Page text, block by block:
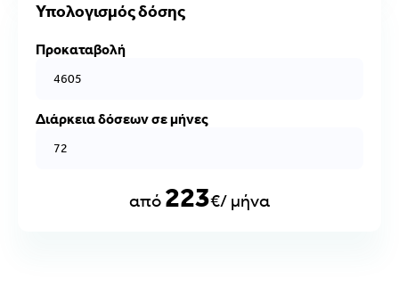
Υπολογισμός δόσης
Προκαταβολή
Διάρκεια δόσεων σε μήνες
από 223€/ μήνα